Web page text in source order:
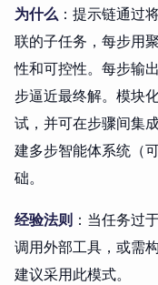
为什么 ：提示链通过
联的子任务，每步用
性和可控性。每步输
步逼近最终解。模块
试，并可在步骤间集
建多步智能体系统（
础。
经验法则 ：当任务过
调用外部工具，或需
建议采用此模式。